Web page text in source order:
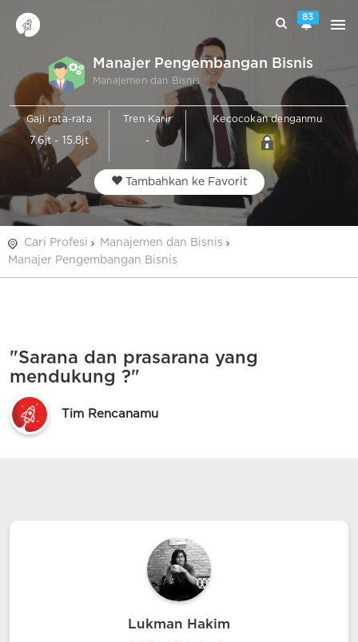
83
Manajer Pengembangan Bisnis
Manajemen dan Bisnis
Gaji rata-rata
7.6jt - 15.8jt
Tren Karir
-
Kecocokan denganmu
Tambahkan ke Favorit
Cari Profesi
Manajemen dan Bisnis
Manajer Pengembangan Bisnis
"Sarana dan prasarana yang
mendukung ?"
Tim Rencanamu
Lukman Hakim